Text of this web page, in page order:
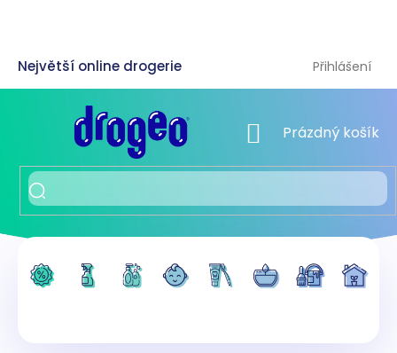
Přihlášení
NÁKUPNÍ KOŠÍK
Prázdný košík